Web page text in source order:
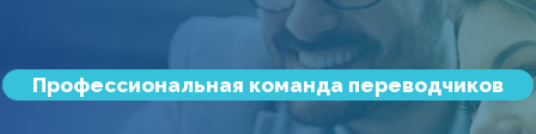
Профессиональная команда переводчиков